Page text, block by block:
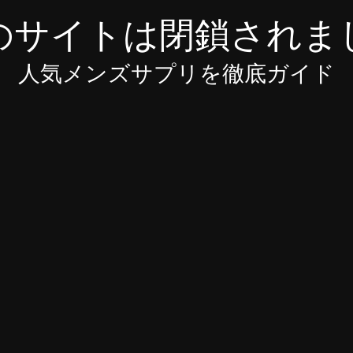
サイトは閉鎖されま
人気メンズサプリを徹底ガイド